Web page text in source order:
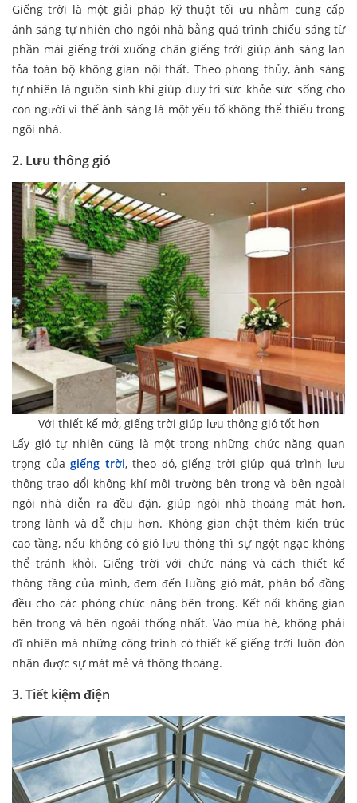
Giếng trời là một giải pháp kỹ thuật tối ưu nhằm cung cấp
ánh sáng tự nhiên cho ngôi nhà bằng quá trình chiếu sáng từ
phần mái giếng trời xuống chân giếng trời giúp ánh sáng lan
tỏa toàn bộ không gian nội thất. Theo phong thủy, ánh sáng
tự nhiên là nguồn sinh khí giúp duy trì sức khỏe sức sống cho
con người vì thế ánh sáng là một yếu tố không thể thiếu trong
ngôi nhà.
2. Lưu thông gió
Với thiết kế mở, giếng trời giúp lưu thông gió tốt hơn
Lấy gió tự nhiên cũng là một trong những chức năng quan
trọng củagiếng trời, theo đó, giếng trời giúp quá trình lưu
thông trao đổi không khí môi trường bên trong và bên ngoài
ngôi nhà diễn ra đều đặn, giúp ngôi nhà thoáng mát hơn,
trong lành và dễ chịu hơn. Không gian chật thêm kiến trúc
cao tầng, nếu không có gió lưu thông thì sự ngột ngạc không
thể tránh khỏi. Giếng trời với chức năng và cách thiết kế
thông tầng của mình, đem đến luồng gió mát, phân bổ đồng
đều cho các phòng chức năng bên trong. Kết nối không gian
bên trong và bên ngoài thống nhất. Vào mùa hè, không phải
dĩ nhiên mà những công trình có thiết kế giếng trời luôn đón
nhận được sự mát mẻ và thông thoáng.
3. Tiết kiệm điện